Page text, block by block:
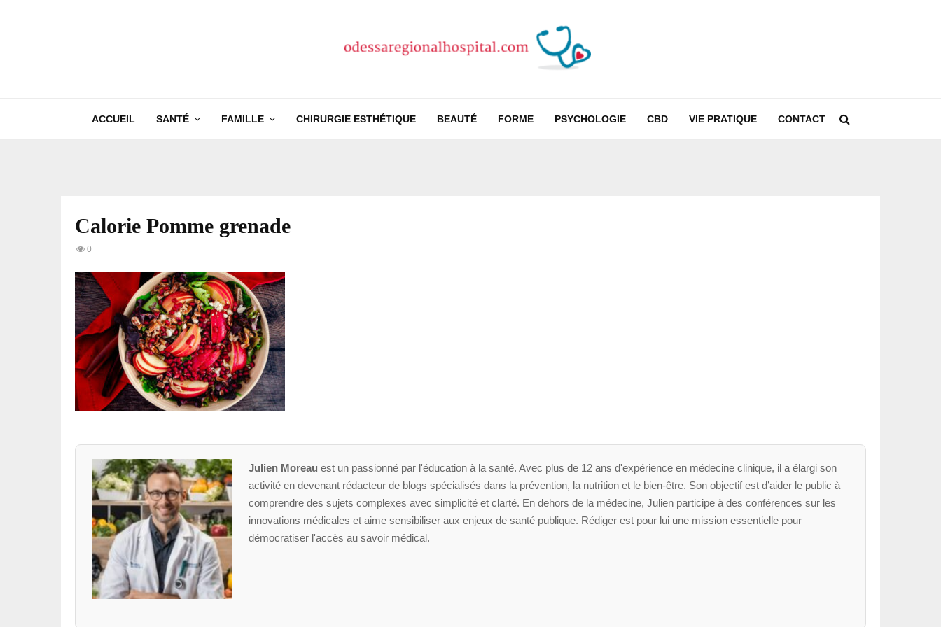
ACCUEIL SANTÉ FAMILLE CHIRURGIE ESTHÉTIQUE BEAUTÉ FORME PSYCHOLOGIE CBD VIE PRATIQUE CONTACT
Calorie Pomme grenade
0
Julien Moreau est un passionné par l'éducation à la santé. Avec plus de 12 ans d'expérience en médecine clinique, il a élargi son
activité en devenant rédacteur de blogs spécialisés dans la prévention, la nutrition et le bien-être. Son objectif est d’aider le public à
comprendre des sujets complexes avec simplicité et clarté. En dehors de la médecine, Julien participe à des conférences sur les
innovations médicales et aime sensibiliser aux enjeux de santé publique. Rédiger est pour lui une mission essentielle pour
démocratiser l'accès au savoir médical.